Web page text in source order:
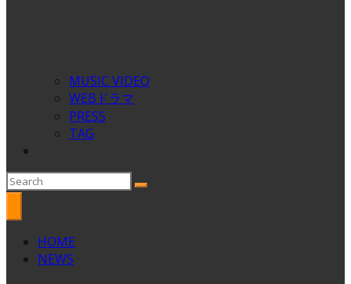
MUSIC VIDEO
WEBドラマ
PRESS
TAG
HOME
NEWS